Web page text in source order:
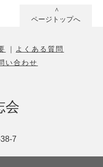
ページトップへ
よくある質問
い合わせ
会
7